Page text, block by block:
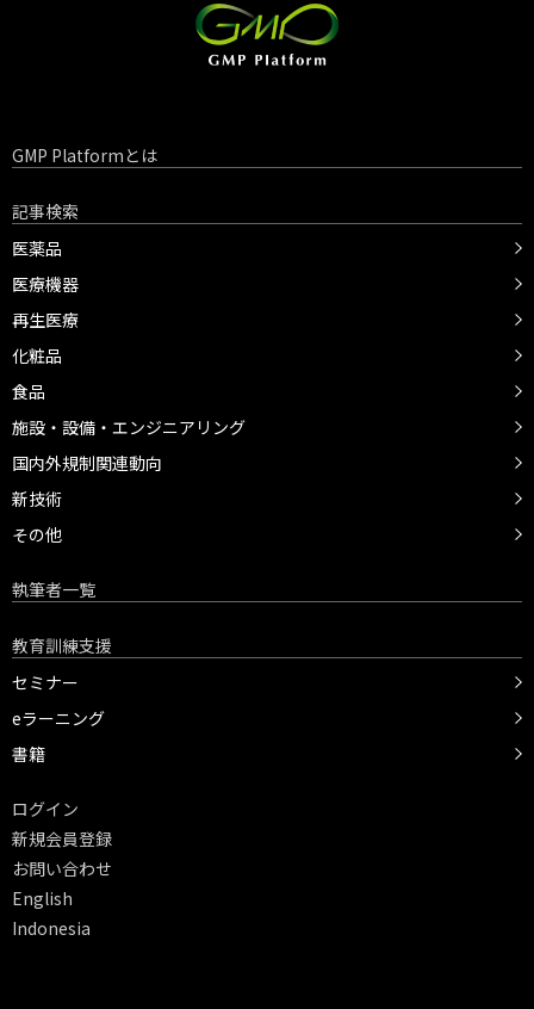
GMP Platformとは
記事検索
医薬品
医療機器
再生医療
化粧品
食品
施設・設備・エンジニアリング
国内外規制関連動向
新技術
その他
執筆者一覧
教育訓練支援
セミナー
eラーニング
書籍
ログイン
新規会員登録
お問い合わせ
English
Indonesia